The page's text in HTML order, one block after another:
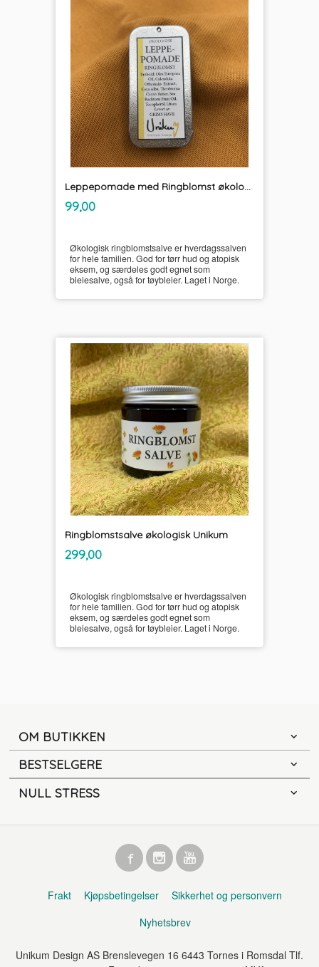
Leppepomade med Ringblomst økologisk
Pris
99,00mva.
Økologisk ringblomstsalve er hverdagssalven
for hele familien. God for tørr hud og atopisk
eksem, og særdeles godt egnet som
bleiesalve, også for tøybleier. Laget i Norge.
Ringblomstsalve økologisk Unikum
Pris
299,00mva.
Økologisk ringblomstsalve er hverdagssalven
for hele familien. God for tørr hud og atopisk
eksem, og særdeles godt egnet som
bleiesalve, også for tøybleier. Laget i Norge.
OM BUTIKKEN
BESTSELGERE
NULL STRESS
Frakt Kjøpsbetingelser
Sikkerhet og personvern
Nyhetsbrev
Unikum Design AS Brenslevegen 16 6443 Tornes i Romsdal Tlf.